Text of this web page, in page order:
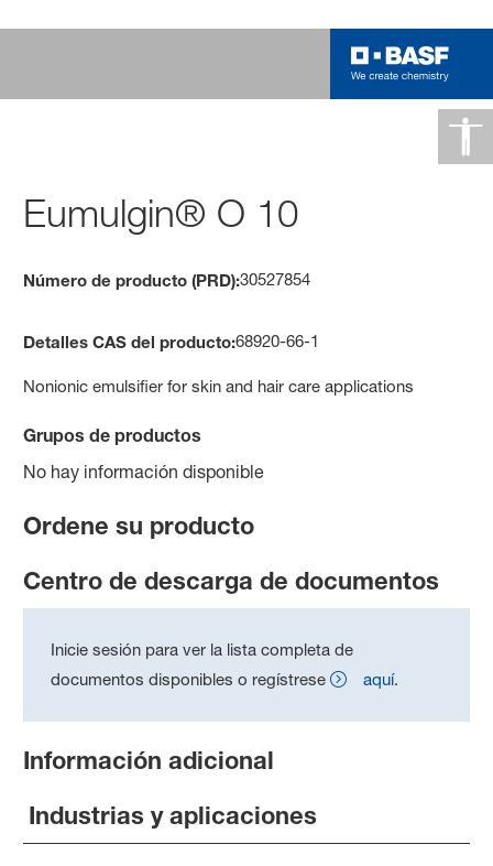
Eumulgin® O 10
Número de producto (PRD):30527854
Detalles CAS del producto:68920-66-1
Nonionic emulsifier for skin and hair care applications
Grupos de productos
No hay información disponible
Ordene su producto
Centro de descarga de documentos
Inicie sesión para ver la lista completa de
documentos disponibles o regístrese
aquí.
Información adicional
Industrias y aplicaciones